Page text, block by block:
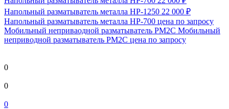
Напольный разматыватель металла HP-1250 22 000 ₽
Напольный разматыватель металла HP-700 цена по запросу
Мобильный непривaодной разматыватель РМ2С Мобильный
неприводной разматыватель РМ2С цена по запросу
0
0
0